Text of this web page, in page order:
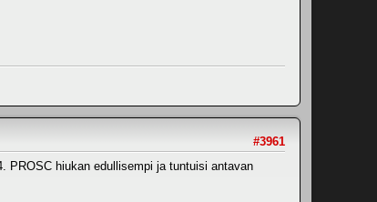
#3961
PROSC hiukan edullisempi ja tuntuisi antavan